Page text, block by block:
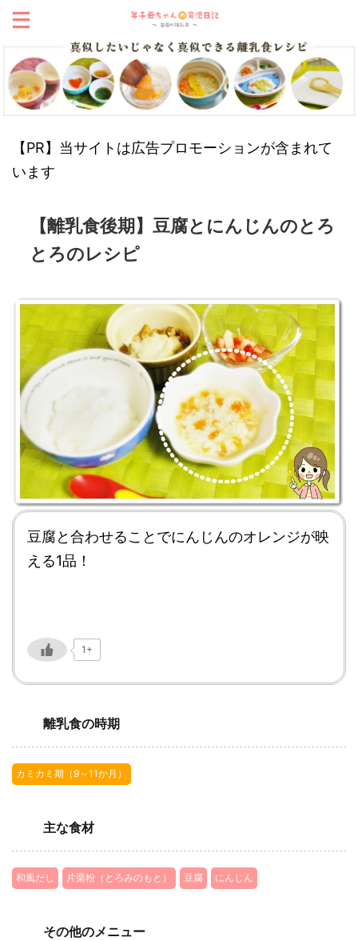
【PR】当サイトは広告プロモーションが含まれて
います
【離乳食後期】豆腐とにんじんのとろ
とろのレシピ
豆腐と合わせることでにんじんのオレンジが映
える1品！
1+
離乳食の時期
カミカミ期（9～11か月）
主な食材
和風だし 片栗粉（とろみのもと） 豆腐 にんじん
その他のメニュー